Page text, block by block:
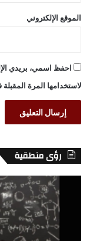
الموقع الإلكتروني
احفظ اسمي، بريدي
لاستخدامها المرة
رؤى منطقية